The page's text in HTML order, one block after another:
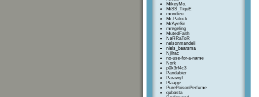
MikeyMo.
MiSS_TiquE
mondieu
Mr.Patrick
MrAyeSir
mregeling
MutedFaith
NaRRaToR
nelsonmandeli
niels_baarsma
Njilrac
no-use-for-a-name
Nork
p0k3rf4c3
Pandabier
Parawyf
Plaapje
PurePoisonPerfume
qubasta